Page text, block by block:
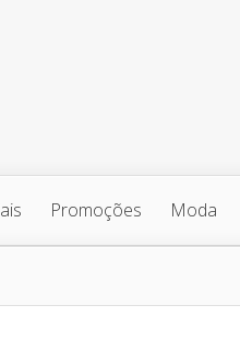
Promoções Moda